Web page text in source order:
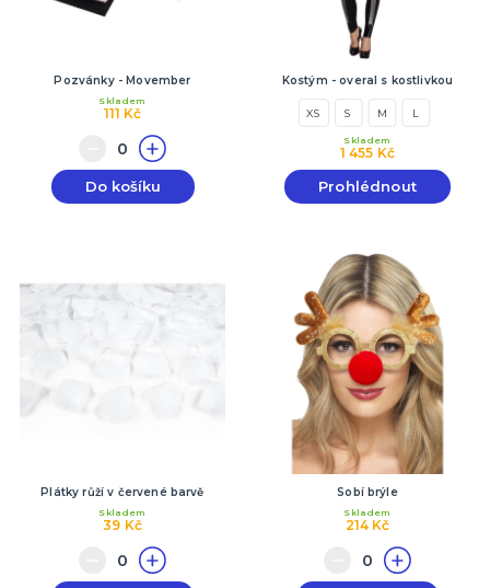
Pozvánky - Movember
111 Kč
Skladem
Do košíku
Kostým - overal s kostlivkou
XS S M L
1 455 Kč
Skladem
Prohlédnout
Plátky růží v červené barvě
39 Kč
Skladem
Sobí brýle
214 Kč
Skladem